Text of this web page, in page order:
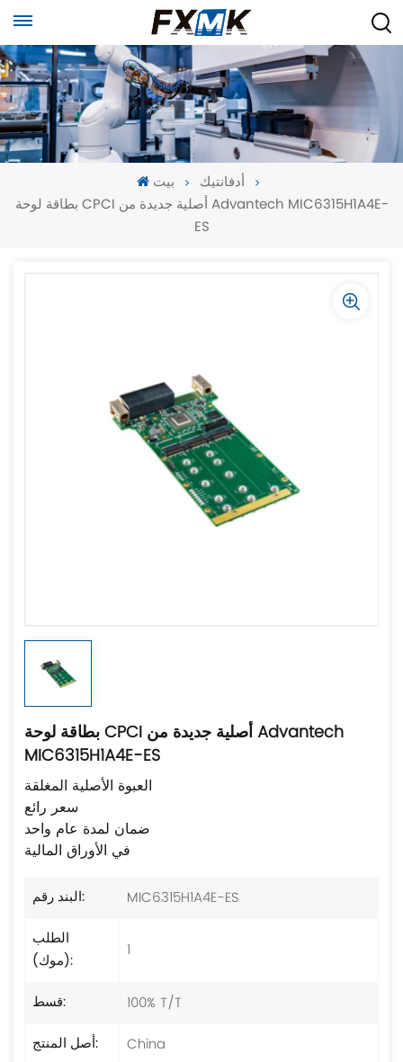
بيت
أدفانتيك
بطاقة لوحة CPCI أصلية جديدة من Advantech MIC6315H1A4E-
ES
بطاقة لوحة CPCI أصلية جديدة من Advantech
MIC6315H1A4E-ES
العبوة الأصلية المغلقة
سعر رائع
ضمان لمدة عام واحد
في الأوراق المالية
البند رقم:
MIC6315H1A4E-ES
الطلب
(موك):
1
قسط:
100% T/T
أصل المنتج:
China